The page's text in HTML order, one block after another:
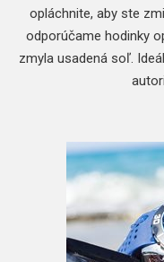
opláchnite, aby ste
odporúčame hodinky
zmyla usadená soľ.